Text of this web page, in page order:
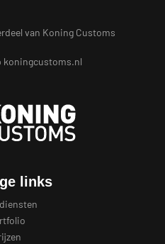
van Koning Customs
koningcustoms.nl
links